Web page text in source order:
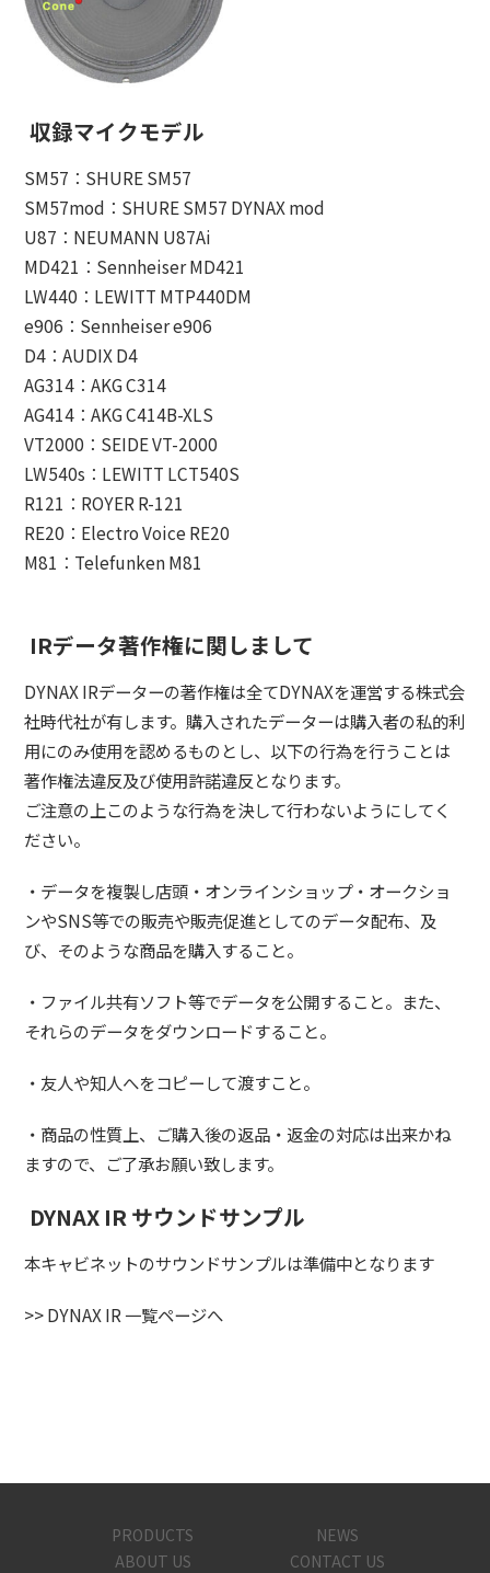
収録マイクモデル
SM57：SHURE SM57
SM57mod：SHURE SM57 DYNAX mod
U87：NEUMANN U87Ai
MD421：Sennheiser MD421
LW440：LEWITT MTP440DM
e906：Sennheiser e906
D4：AUDIX D4
AG314：AKG C314
AG414：AKG C414B-XLS
VT2000：SEIDE VT-2000
LW540s：LEWITT LCT540S
R121：ROYER R-121
RE20：Electro Voice RE20
M81：Telefunken M81
IRデータ著作権に関しまして
DYNAX IRデーターの著作権は全てDYNAXを運営する株式会
社時代社が有します。購入されたデーターは購入者の私的利
用にのみ使用を認めるものとし、以下の行為を行うことは
著作権法違反及び使用許諾違反となります。
ご注意の上このような行為を決して行わないようにしてく
ださい。
・データを複製し店頭・オンラインショップ・オークショ
ンやSNS等での販売や販売促進としてのデータ配布、及
び、そのような商品を購入すること。
・ファイル共有ソフト等でデータを公開すること。また、
それらのデータをダウンロードすること。
・友人や知人へをコピーして渡すこと。
・商品の性質上、ご購入後の返品・返金の対応は出来かね
ますので、ご了承お願い致します。
DYNAX IR サウンドサンプル
本キャビネットのサウンドサンプルは準備中となります
>>DYNAX IR 一覧ページへ
PRODUCTS
NEWS
ABOUT US
CONTACT US